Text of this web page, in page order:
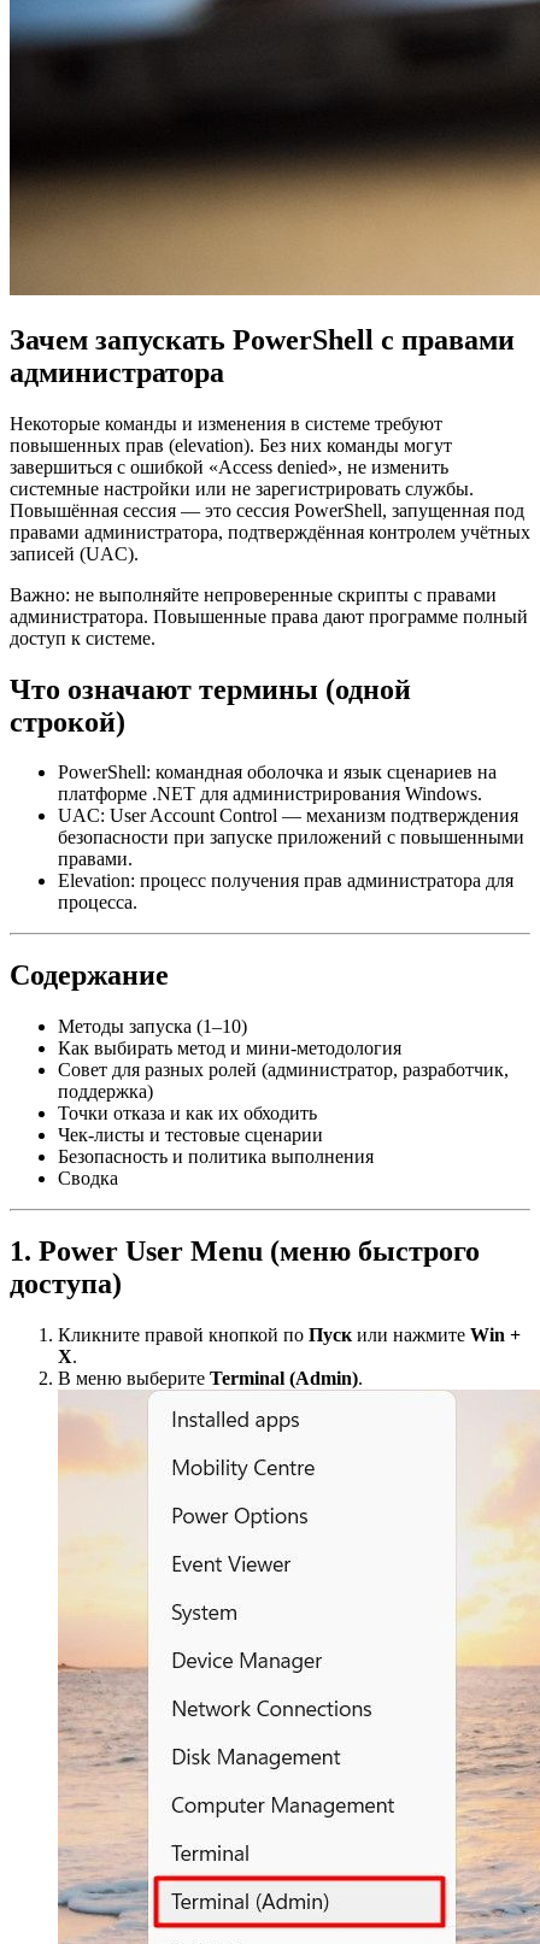
Зачем запускать PowerShell с правами
администратора
Некоторые команды и изменения в системе требуют
повышенных прав (elevation). Без них команды могут
завершиться с ошибкой «Access denied», не изменить
системные настройки или не зарегистрировать службы.
Повышённая сессия — это сессия PowerShell, запущенная под
правами администратора, подтверждённая контролем учётных
записей (UAC).
Важно: не выполняйте непроверенные скрипты с правами
администратора. Повышенные права дают программе полный
доступ к системе.
Что означают термины (одной
строкой)
PowerShell: командная оболочка и язык сценариев на
платформе .NET для администрирования Windows.
UAC: User Account Control — механизм подтверждения
безопасности при запуске приложений с повышенными
правами.
Elevation: процесс получения прав администратора для
процесса.
Содержание
Методы запуска (1–10)
Как выбирать метод и мини-методология
Совет для разных ролей (администратор, разработчик,
поддержка)
Точки отказа и как их обходить
Чек-листы и тестовые сценарии
Безопасность и политика выполнения
Сводка
1. Power User Menu (меню быстрого
доступа)
Кликните правой кнопкой по Пуск или нажмите Win +
X.
В меню выберите Terminal (Admin).